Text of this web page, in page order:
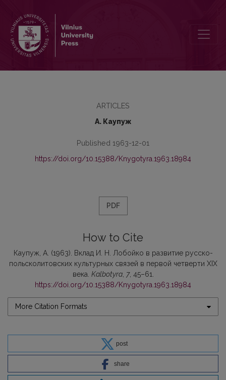
ARTICLES
А. Каупуж
Published 1963-12-01
https://doi.org/10.15388/Knygotyra.1963.18984
PDF
How to Cite
Каупуж, А. (1963). Вклад И. Н. Лобойко в развитие русско-
польско­литовских культурных связей в первой четверти XIX
века. Kalbotyra, 7, 45–61.
https://doi.org/10.15388/Knygotyra.1963.18984
More Citation Formats
post
share